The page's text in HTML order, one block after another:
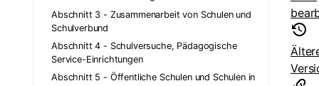
Abschnitt 3 - Zusammenarbeit von Schulen und
Schulverbund
Abschnitt 4 - Schulversuche, Pädagogische
Service-Einrichtungen
Abschnitt 5 - Öffentliche Schulen und Schulen in